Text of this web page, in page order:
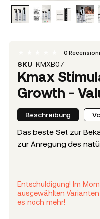
SKU: KMXB07
Kmax
Growth -
0
Beschreibung
Das beste Set zur
zur Anregung des
Entschuldigung! Im
ausgewählten
es noch mehr!